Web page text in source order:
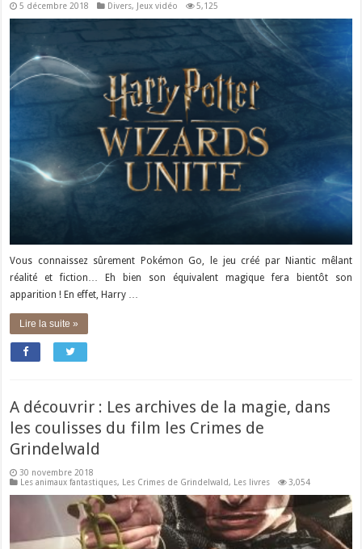
5 décembre 2018 Divers, Jeux vidéo 5,125
Vous connaissez sûrement Pokémon Go, le jeu créé par Niantic mêlant
réalité et fiction… Eh bien son équivalent magique fera bientôt son
apparition ! En effet, Harry …
Lire la suite »
A découvrir : Les archives de la magie, dans
les coulisses du film les Crimes de
Grindelwald
30 novembre 2018
Les animaux fantastiques, Les Crimes de Grindelwald , Les livres 3,054